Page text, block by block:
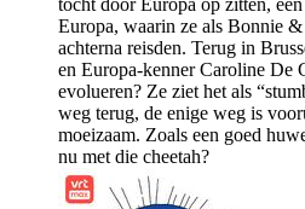
tocht door Europa op zitten,
Europa, waarin ze als Bonnie
achterna reisden. Terug in
en Europa-kenner Caroline De
evolueren? Ze ziet het als
weg terug, de enige weg is
moeizaam. Zoals een goed
nu met die cheetah?